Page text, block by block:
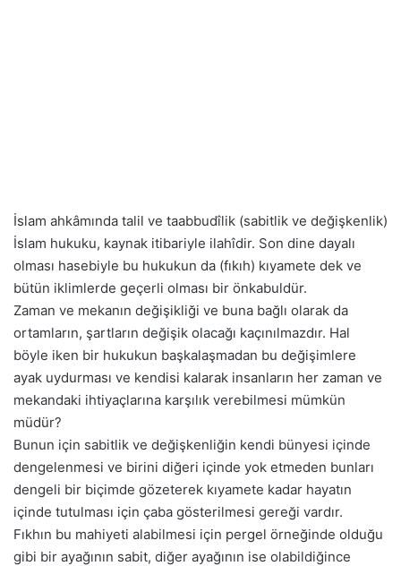
İslam ahkâmında talil ve taabbudîlik (sabitlik ve değişkenlik)
İslam hukuku, kaynak itibariyle ilahîdir. Son dine dayalı
olması hasebiyle bu hukukun da (fıkıh) kıyamete dek ve
bütün iklimlerde geçerli olması bir önkabuldür.
Zaman ve mekanın değişikliği ve buna bağlı olarak da
ortamların, şartların değişik olacağı kaçınılmazdır. Hal
böyle iken bir hukukun başkalaşmadan bu değişimlere
ayak uydurması ve kendisi kalarak insanların her zaman ve
mekandaki ihtiyaçlarına karşılık verebilmesi mümkün
müdür?
Bunun için sabitlik ve değişkenliğin kendi bünyesi içinde
dengelenmesi ve birini diğeri içinde yok etmeden bunları
dengeli bir biçimde gözeterek kıyamete kadar hayatın
içinde tutulması için çaba gösterilmesi gereği vardır.
Fıkhın bu mahiyeti alabilmesi için pergel örneğinde olduğu
gibi bir ayağının sabit, diğer ayağının ise olabildiğince